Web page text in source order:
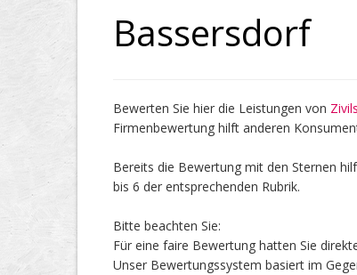
Bassersdorf
Bewerten Sie hier die Leistungen von
Firmenbewertung hilft anderen
Bereits die Bewertung mit den Sternen
bis 6 der entsprechenden Rubrik.
Bitte beachten Sie:
Für eine faire Bewertung hatten Sie
Unser Bewertungssystem basiert im